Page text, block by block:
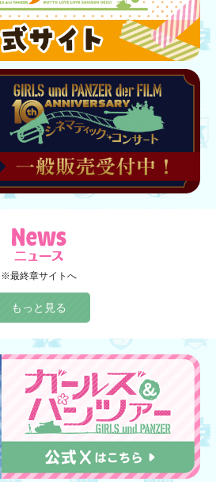
※最終章サイトへ
もっと見る